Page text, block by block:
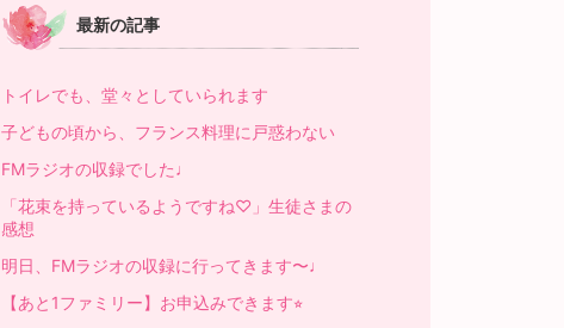
最新の記事
トイレでも、堂々としていられます
子どもの頃から、フランス料理に戸惑わない
FMラジオの収録でした♩
「花束を持っているようですね♡」生徒さまの
感想
明日、FMラジオの収録に行ってきます〜♩
【あと1ファミリー】お申込みできます⭐︎